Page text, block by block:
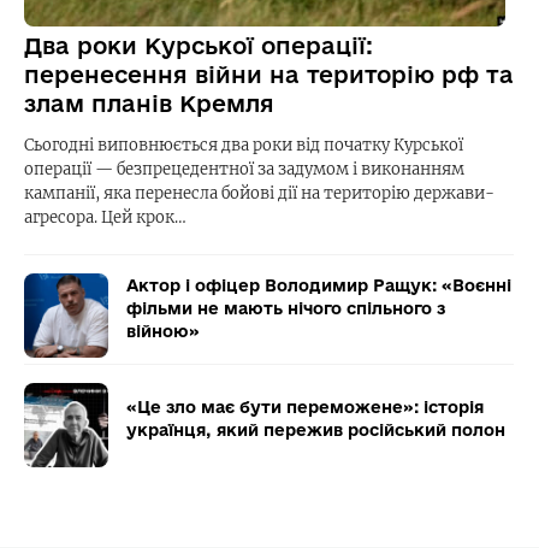
Два роки Курської операції:
перенесення війни на територію рф та
злам планів Кремля
Сьогодні виповнюється два роки від початку Курської
операції — безпрецедентної за задумом і виконанням
кампанії, яка перенесла бойові дії на територію держави-
агресора. Цей крок…
Актор і офіцер Володимир Ращук: «Воєнні
фільми не мають нічого спільного з
війною»
«Це зло має бути переможене»: історія
українця, який пережив російський полон